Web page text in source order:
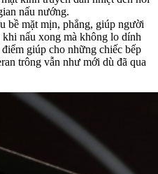
nấu nướng.
bề mặt mịn, phẳng, giúp người
nấu xong mà không lo dính
giúp cho những chiếc bếp
trông vẫn như mới dù đã qua